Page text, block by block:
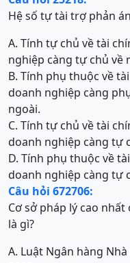
Hệ số tự tài trợ phản
A. Tính tự chủ về tài
nghiệp càng tự chủ về
B. Tính phụ thuộc về
doanh nghiệp càng
ngoài.
C. Tính tự chủ về tài
doanh nghiệp càng tự
D. Tính phụ thuộc về
doanh nghiệp càng tự
Câu hỏi 672706:
Cơ sở pháp lý cao
là gì?
A. Luật Ngân hàng